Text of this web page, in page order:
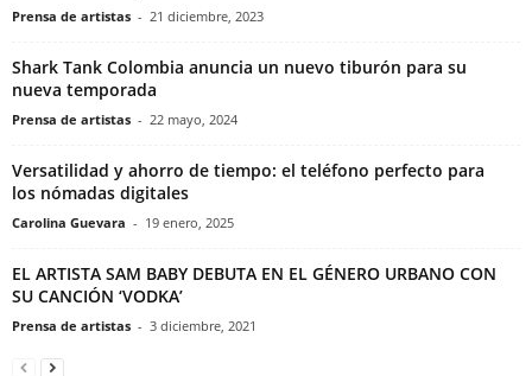
Prensa de artistas - 21 diciembre, 2023
Shark Tank Colombia anuncia un nuevo tiburón para su
nueva temporada
Prensa de artistas - 22 mayo, 2024
Versatilidad y ahorro de tiempo: el teléfono perfecto para
los nómadas digitales
Carolina Guevara - 19 enero, 2025
EL ARTISTA SAM BABY DEBUTA EN EL GÉNERO URBANO CON
SU CANCIÓN ‘VODKA’
Prensa de artistas - 3 diciembre, 2021